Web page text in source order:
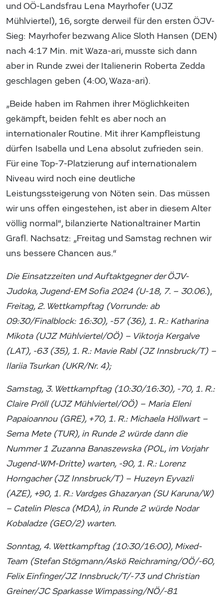
und OÖ-Landsfrau Lena Mayrhofer (UJZ
Mühlviertel), 16, sorgte derweil für den ersten ÖJV-
Sieg: Mayrhofer bezwang Alice Sloth Hansen (DEN)
nach 4:17 Min. mit Waza-ari, musste sich dann
aber in Runde zwei der Italienerin Roberta Zedda
geschlagen geben (4:00, Waza-ari).
„Beide haben im Rahmen ihrer Möglichkeiten
gekämpft, beiden fehlt es aber noch an
internationaler Routine. Mit ihrer Kampfleistung
dürfen Isabella und Lena absolut zufrieden sein.
Für eine Top-7-Platzierung auf internationalem
Niveau wird noch eine deutliche
Leistungssteigerung von Nöten sein. Das müssen
wir uns offen eingestehen, ist aber in diesem Alter
völlig normal“, bilanzierte Nationaltrainer Martin
Grafl. Nachsatz: „Freitag und Samstag rechnen wir
uns bessere Chancen aus.“
Die Einsatzzeiten und Auftaktgegner der ÖJV-
Judoka, Jugend-EM Sofia 2024 (U-18, 7. – 30.06.),
Freitag, 2. Wettkampftag (Vorrunde: ab
09:30/Finalblock: 16:30), -57 (36), 1. R.: Katharina
Mikota (UJZ Mühlviertel/OÖ) – Viktorja Kergalve
(LAT), -63 (35), 1. R.: Mavie Rabl (JZ Innsbruck/T) –
Ilariia Tsurkan (UKR/Nr. 4);
Samstag, 3. Wettkampftag (10:30/16:30), -70, 1. R.:
Claire Pröll (UJZ Mühlviertel/OÖ) – Maria Eleni
Papaioannou (GRE), +70, 1. R.: Michaela Höllwart –
Sema Mete (TUR), in Runde 2 würde dann die
Nummer 1 Zuzanna Banaszewska (POL, im Vorjahr
Jugend-WM-Dritte) warten, -90, 1. R.: Lorenz
Horngacher (JZ Innsbruck/T) – Huzeyn Eyvazli
(AZE), +90, 1. R.: Vardges Ghazaryan (SU Karuna/W)
– Catelin Plesca (MDA), in Runde 2 würde Nodar
Kobaladze (GEO/2) warten.
Sonntag, 4. Wettkampftag (10:30/16:00), Mixed-
Team (Stefan Stögmann/Askö Reichraming/OÖ/-60,
Felix Einfinger/JZ Innsbruck/T/-73 und Christian
Greiner/JC Sparkasse Wimpassing/NÖ/-81